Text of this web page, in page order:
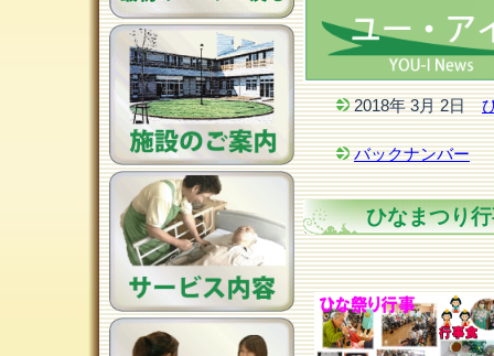
2018年 3月 2日
バックナンバー
ひなまつり